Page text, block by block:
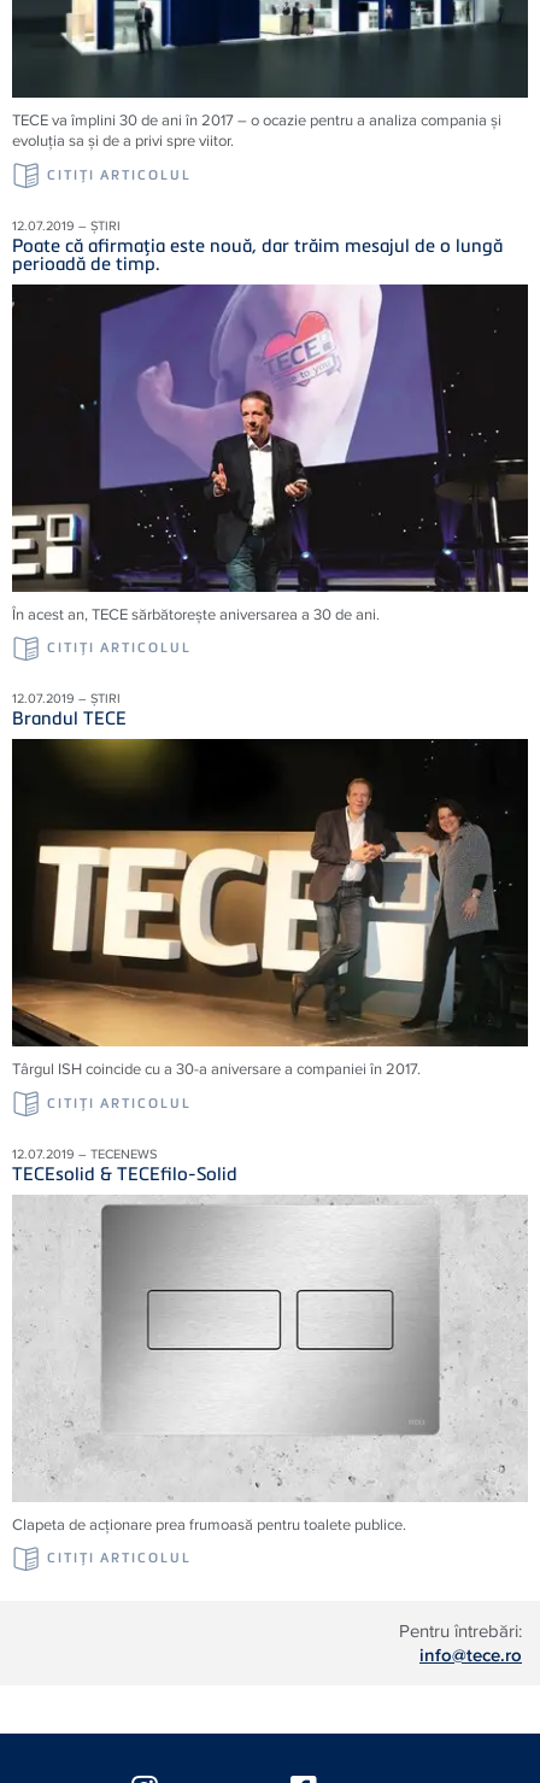
Pentru întrebări:
info@tece.ro
TECE va împlini 30 de ani în 2017 – o ocazie pentru a analiza compania şi
evoluţia sa şi de a privi spre viitor.
CITIŢI ARTICOLUL
12.07.2019 – ȘTIRI
Poate că afirmaţia este nouă, dar trăim mesajul de o lungă
perioadă de timp.
În acest an, TECE sărbătoreşte aniversarea a 30 de ani.
CITIŢI ARTICOLUL
12.07.2019 – ȘTIRI
Brandul TECE
Târgul ISH coincide cu a 30-a aniversare a companiei în 2017.
CITIŢI ARTICOLUL
12.07.2019 – TECENEWS
TECEsolid & TECEfilo-Solid
Clapeta de acționare prea frumoasă pentru toalete publice.
CITIŢI ARTICOLUL